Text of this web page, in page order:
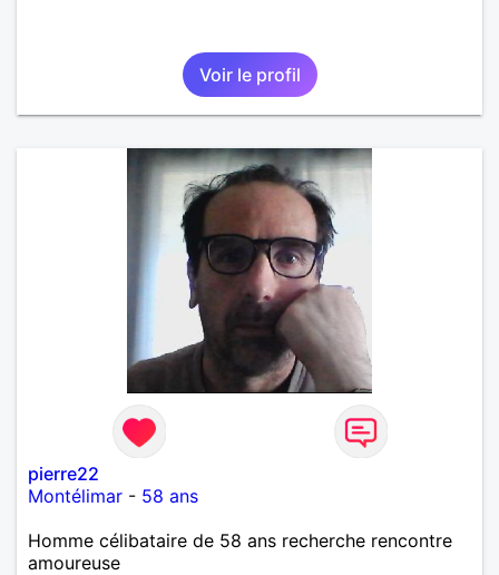
Voir le profil
pierre22
Montélimar - 58 ans
Homme célibataire de 58 ans recherche rencontre
amoureuse